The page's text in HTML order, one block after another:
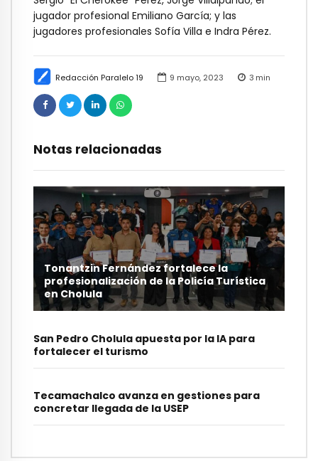
Redacción Paralelo 19 9 mayo, 2023 3 min
Notas relacionadas
Tonantzin Fernández fortalece la
profesionalización de la Policía Turística
en Cholula
San Pedro Cholula apuesta por la IA para
fortalecer el turismo
Tecamachalco avanza en gestiones para
concretar llegada de la USEP
jugador profesional Emiliano García; y las
jugadores profesionales Sofía Villa e Indra Pérez.